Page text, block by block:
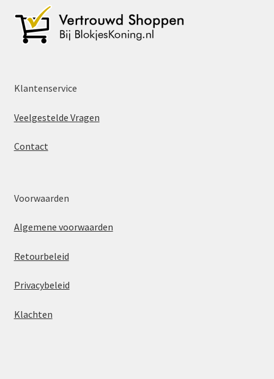
Klantenservice
Veelgestelde Vragen
Contact
Voorwaarden
Algemene voorwaarden
Retourbeleid
Privacybeleid
Klachten